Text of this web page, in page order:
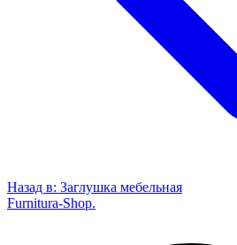
Назад в: Заглушка мебельная
Furnitura-Shop.